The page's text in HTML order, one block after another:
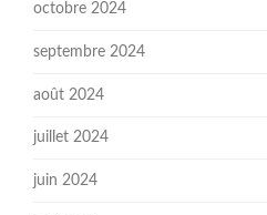
octobre 2024
septembre 2024
août 2024
juillet 2024
juin 2024